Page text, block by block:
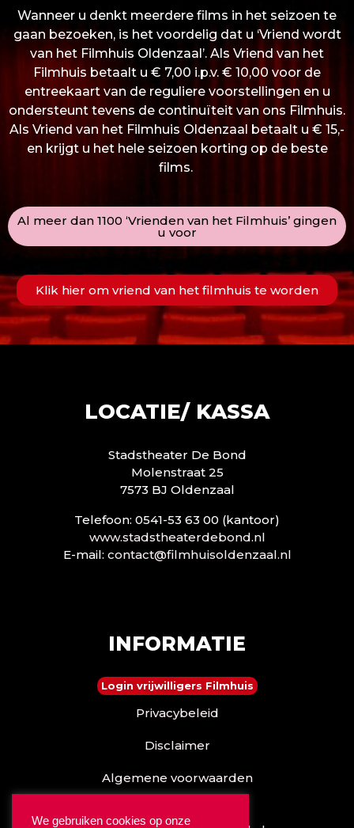
Wanneer u denkt meerdere films in het seizoen te
gaan bezoeken, is het voordelig dat u ‘Vriend wordt
van het Filmhuis Oldenzaal’. Als Vriend van het
Filmhuis betaalt u € 7,00 i.p.v. € 10,00 voor de
entreekaart van de reguliere voorstellingen en u
ondersteunt tevens de continuïteit van ons Filmhuis.
Als Vriend van het Filmhuis Oldenzaal betaalt u € 15,-
en krijgt u het hele seizoen korting op de beste
films.
Al meer dan 1100 ‘Vrienden van het Filmhuis’ gingen
u voor
Klik hier om vriend van het filmhuis te worden
LOCATIE/ KASSA
Stadstheater De Bond
Molenstraat 25
7573 BJ Oldenzaal
Telefoon: 0541-53 63 00 (kantoor)
www.stadstheaterdebond.nl
E-mail: contact@filmhuisoldenzaal.nl
INFORMATIE
Login vrijwilligers Filmhuis
Privacybeleid
Disclaimer
Algemene voorwaarden
We gebruiken cookies op onze